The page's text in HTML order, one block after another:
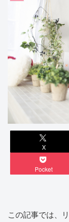
X
Pocket
この記事では、